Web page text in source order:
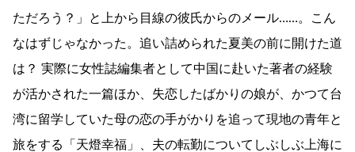
ただろう？」と上から目線の彼氏からのメール……。こん
なはずじゃなかった。追い詰められた夏美の前に開けた道
は？ 実際に女性誌編集者として中国に赴いた著者の経験
が活かされた一篇ほか、失恋したばかりの娘が、かつて台
湾に留学していた母の恋の手がかりを追って現地の青年と
旅をする「天燈幸福」、夫の転勤についてしぶしぶ上海に